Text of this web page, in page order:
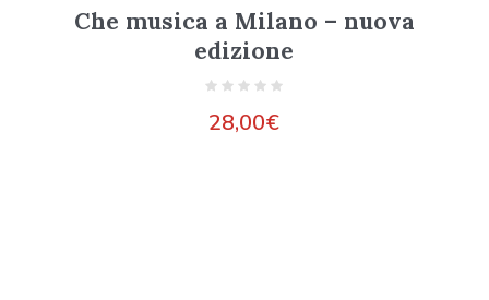
Che musica a Milano – nuova
edizione
28,00€